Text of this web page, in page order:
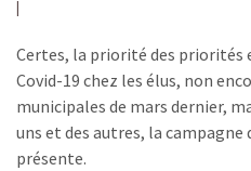
Certes, la priorité des
Covid-19 chez les élus, non
municipales de mars dernier,
uns et des autres, la campagne
présente.